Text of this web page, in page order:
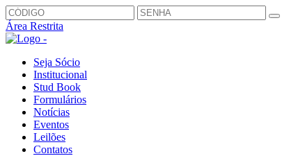
Área Restrita
Seja Sócio
Institucional
Stud Book
Formulários
Notícias
Eventos
Leilões
Contatos